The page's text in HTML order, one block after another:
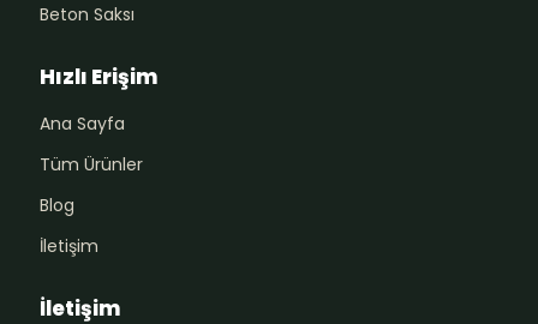
Beton Saksı
Hızlı Erişim
Ana Sayfa
Tüm Ürünler
Blog
İletişim
İletişim